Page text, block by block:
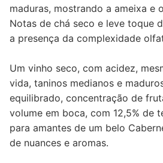
maduras, mostrando a ameixa e
Notas de chá seco e leve toque
a presença da complexidade
Um vinho seco, com acidez,
vida, taninos medianos e
equilibrado, concentração de
volume em boca, com 12,5% de
para amantes de um belo
de nuances e aromas.